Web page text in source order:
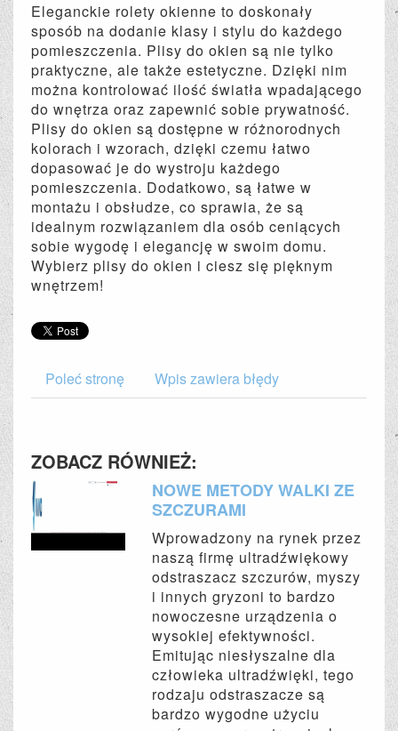
Eleganckie rolety okienne to doskonały
sposób na dodanie klasy i stylu do każdego
pomieszczenia. Plisy do okien są nie tylko
praktyczne, ale także estetyczne. Dzięki nim
można kontrolować ilość światła wpadającego
do wnętrza oraz zapewnić sobie prywatność.
Plisy do okien są dostępne w różnorodnych
kolorach i wzorach, dzięki czemu łatwo
dopasować je do wystroju każdego
pomieszczenia. Dodatkowo, są łatwe w
montażu i obsłudze, co sprawia, że są
idealnym rozwiązaniem dla osób ceniących
sobie wygodę i elegancję w swoim domu.
Wybierz plisy do okien i ciesz się pięknym
wnętrzem!
Poleć stronę Wpis zawiera błędy
ZOBACZ RÓWNIEŻ:
NOWE METODY WALKI ZE
SZCZURAMI
Wprowadzony na rynek przez
naszą firmę ultradźwiękowy
odstraszacz szczurów, myszy
i innych gryzoni to bardzo
nowoczesne urządzenia o
wysokiej efektywności.
Emitując niesłyszalne dla
człowieka ultradźwięki, tego
rodzaju odstraszacze są
bardzo wygodne użyciu